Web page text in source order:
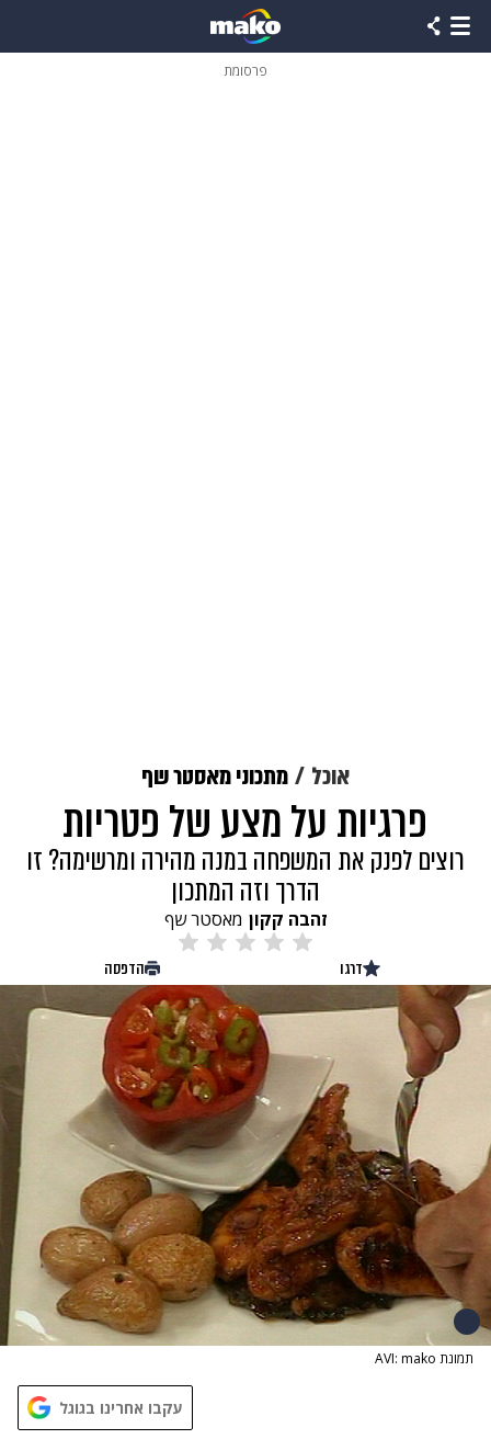
פרסומת
אוכל מתכוני מאסטר שף
פרגיות על מצע של פטריות
רוצים לפנק את המשפחה במנה מהירה ומרשימה? זו
הדרך וזה המתכון
זהבה קקון מאסטר שף
דרגו הדפסה
תמונת AVI: mako
עקבו אחרינו בגוגל